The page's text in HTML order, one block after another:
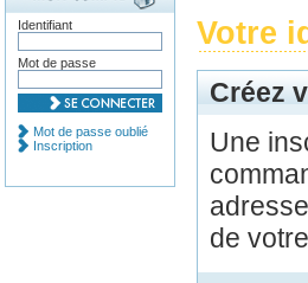
Votre
Créez
Une
de
Identifiant
Mot de passe
Mot de passe oublié
Inscription